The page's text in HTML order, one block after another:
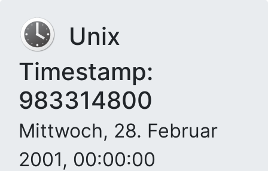
Unix
Timestamp:
983314800
Mittwoch, 28. Februar
2001, 00:00:00